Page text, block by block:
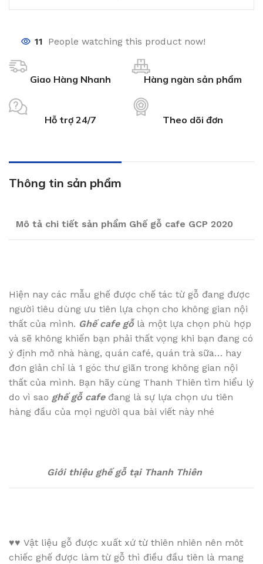
11 People watching this product now!
Giao Hàng Nhanh Hàng ngàn sản phẩm
Hỗ trợ 24/7 Theo dõi đơn
Thông tin sản phẩm
Mô tả chi tiết sản phẩm Ghế gỗ cafe GCP 2020
Hiện nay các mẫu ghế được chế tác từ gỗ đang được
người tiêu dùng ưu tiên lựa chọn cho không gian nội
thất của mình. Ghế cafe gỗ là một lựa chọn phù hợp
và sẽ không khiến bạn phải thất vọng khi bạn đang có
ý định mở nhà hàng, quán café, quán trà sữa… hay
đơn giản chỉ là 1 góc thư giãn trong không gian nội
thất của mình. Bạn hãy cùng Thanh Thiên tìm hiểu lý
do vì sao ghế gỗ cafeđang là sự lựa chọn ưu tiên
hàng đầu của mọi người qua bài viết này nhé
Giới thiệu ghế gỗ tại Thanh Thiên
♥♥ Vật liệu gỗ được xuất xứ từ thiên nhiên nên môt
chiếc ghế được làm từ gỗ thì điều đầu tiên là mang